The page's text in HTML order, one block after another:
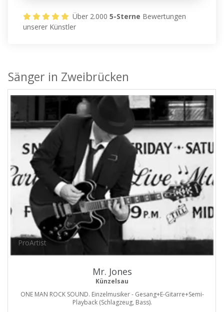
Über 2.0005-Sterne Bewertungen
unserer Künstler
Sänger in Zweibrücken
ProArtist
Mr. Jones
Künzelsau
ONE MAN ROCK SOUND. Einzelmusiker - Gesang+E-Gitarre+Semi-
Playback (Schlagzeug, Bass).